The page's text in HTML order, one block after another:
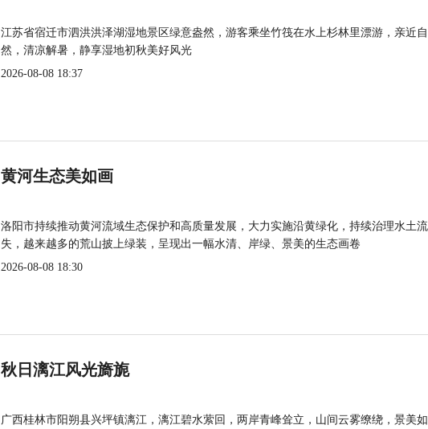
江苏省宿迁市泗洪洪泽湖湿地景区绿意盎然，游客乘坐竹筏在水上杉林里漂游，亲近自
然，清凉解暑，静享湿地初秋美好风光
2026-08-08 18:37
黄河生态美如画
洛阳市持续推动黄河流域生态保护和高质量发展，大力实施沿黄绿化，持续治理水土流
失，越来越多的荒山披上绿装，呈现出一幅水清、岸绿、景美的生态画卷
2026-08-08 18:30
秋日漓江风光旖旎
广西桂林市阳朔县兴坪镇漓江，漓江碧水萦回，两岸青峰耸立，山间云雾缭绕，景美如